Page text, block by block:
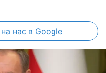
на нас в Google